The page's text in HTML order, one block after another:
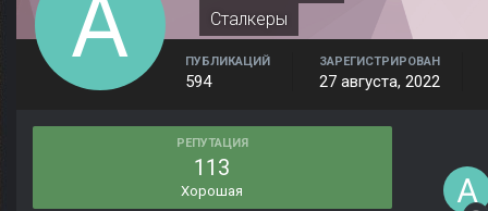
Сталкеры
ПУБЛИКАЦИЙ
594
ЗАРЕГИСТРИРОВАН
27 августа, 2022
РЕПУТАЦИЯ
113
Хорошая